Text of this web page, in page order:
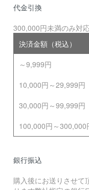
代金引換
300,000円未満のみ対
決済金額（税込）
～9,999円
10,000円～29,999円
30,000円～99,999円
100,000円～300,000
銀行振込
購入後にお送りさせて